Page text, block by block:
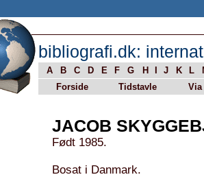
bibliografi.dk:
A B C D E F G H J K L
Forside
Tidstavle Via
JACOB
Født 1985.
Bosat i Danmark.